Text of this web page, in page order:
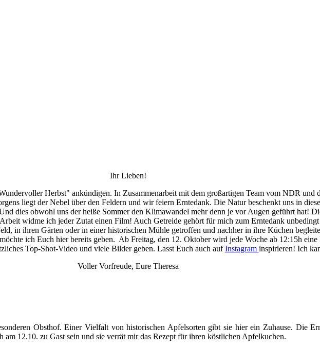
Ihr Lieben!
Herbst" ankündigen. In Zusammenarbeit mit dem großartigen Team vom NDR
liegt der Nebel über den Feldern und wir feiern Erntedank. Die Natur beschenkt uns in
dies obwohl uns der heiße Sommer den Klimawandel mehr denn je vor Augen geführt hat!
widme ich jeder Zutat einen Film! Auch Getreide gehört für mich zum Erntedank
in ihren Gärten oder in einer historischen Mühle getroffen und nachher in ihre Küchen
ich Euch hier bereits geben. Ab Freitag, den 12. Oktober wird jede Woche ab 12:15h
Top-Shot-Video und viele Bilder geben. Lasst Euch auch aufInstagram inspirieren! Ich
Voller Vorfreude, Eure Theresa
Obsthof. Einer Vielfalt von historischen Apfelsorten gibt sie hier ein Zuhause. Die
12.10. zu Gast sein und sie verrät mir das Rezept für ihren köstlichen Apfelkuchen.